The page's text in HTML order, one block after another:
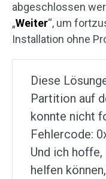
abgeschlossen
„Weiter“, um
Installation ohne
Diese
Partition auf
konnte nicht
Fehlercode:
Und ich hoffe,
helfen